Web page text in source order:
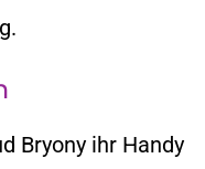
Bryony ihr Handy